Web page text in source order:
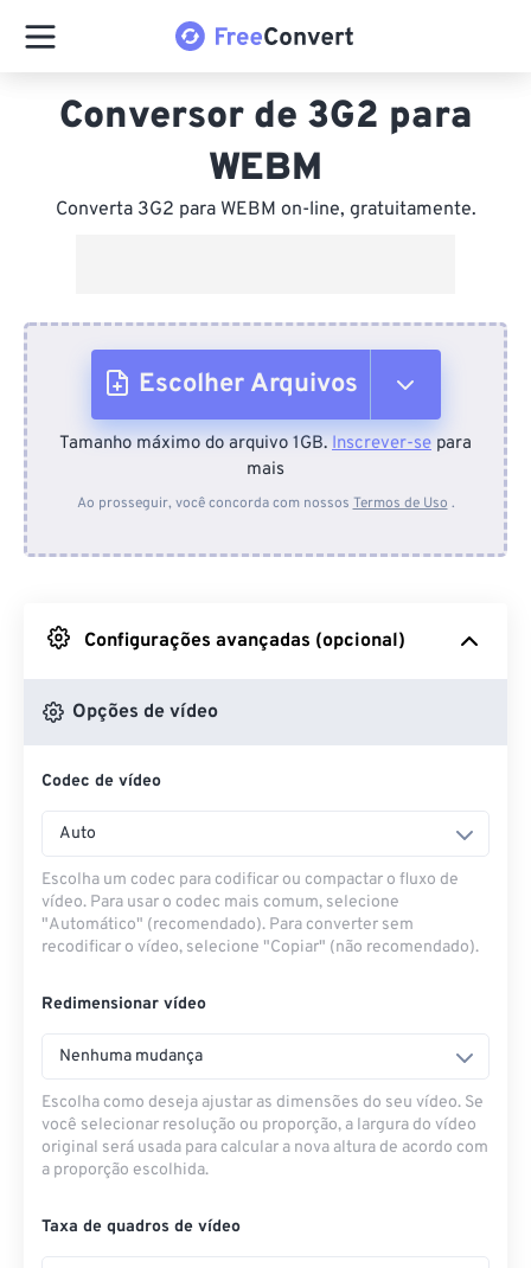
Conversor de 3G2 para
WEBM
Converta 3G2 para WEBM on-line, gratuitamente.
Escolher Arquivos
Do dispositivo
Do Google Drive
Do OneDrive
Tamanho máximo do arquivo 1GB. Inscrever-se para
mais
Ao prosseguir, você concorda com nossos Termos de Uso .
Configurações avançadas (opcional)
Opções de vídeo
Codec de vídeo
Auto
Escolha um codec para codificar ou compactar o fluxo de
vídeo. Para usar o codec mais comum, selecione
"Automático" (recomendado). Para converter sem
recodificar o vídeo, selecione "Copiar" (não recomendado).
Redimensionar vídeo
Nenhuma mudança
Escolha como deseja ajustar as dimensões do seu vídeo. Se
você selecionar resolução ou proporção, a largura do vídeo
original será usada para calcular a nova altura de acordo com
a proporção escolhida.
Taxa de quadros de vídeo